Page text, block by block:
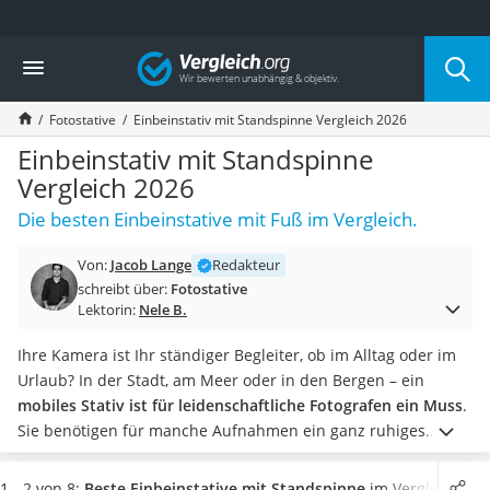
Die beliebtesten Vergleiche nach Kategorie
Elektronik
Powerstation
Monitor 32 Zoll 4K
Fernseher
Drucker
Desktop-PC
Monitor
Laser-Multifunktionsdrucker
Powerline-Adapter
Powerstation mit Solarpanel
Gaming-PC
Soundbar
17-Zoll-Laptop
Satellitenschüssel
Gaming-Headset
Vergleich
Fotostative Einbeinstativ mit Standspinne Vergleich 2026
Einbeinstativ mit Standspinne
Vergleich 2026
Die besten Einbeinstative mit Fuß im Vergleich.
Von: Jacob Lange
Redakteur
schreibt über: Fotostative
Lektorin: Nele B.
Ihre Kamera ist Ihr ständiger Begleiter, ob im Alltag oder im
Urlaub? In der Stadt, am Meer oder in den Bergen – ein
mobiles Stativ ist für leidenschaftliche Fotografen ein Muss.
Sie benötigen für manche Aufnahmen ein ganz ruhiges
Händchen? Finden Sie das für Siepassende Einbeinstativ mit
Standspinnein der Vergleichstabelle. Ob positiv in Internet-